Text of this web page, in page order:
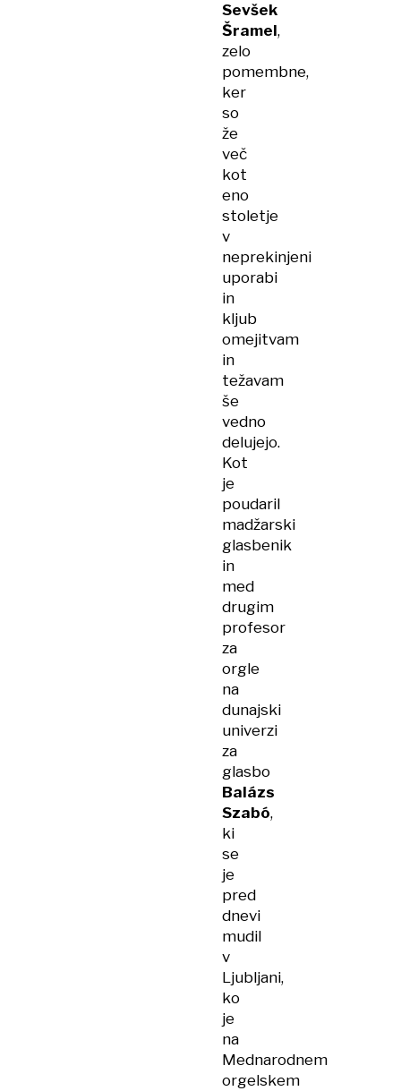
Sevšek
Šramel,
zelo
pomembne,
ker
so
že
več
kot
eno
stoletje
v
neprekinjeni
uporabi
in
kljub
omejitvam
in
težavam
še
vedno
delujejo.
Kot
je
poudaril
madžarski
glasbenik
in
med
drugim
profesor
za
orgle
na
dunajski
univerzi
za
glasbo
Balázs
Szabó,
ki
se
je
pred
dnevi
mudil
v
Ljubljani,
ko
je
na
Mednarodnem
orgelskem